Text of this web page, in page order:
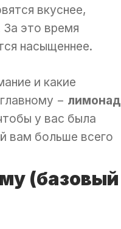
вкуснее,
За это время
насыщеннее.
и какие
− лимонад
у вас была
вам больше всего
(базовый